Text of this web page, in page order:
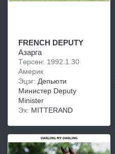
FRENCH DEPUTY
Азарга
Төрсөн: 1992.1.30
Америк
Эцэг: Депьюти
Министер Deputy
Minister
Эх: MITTERAND